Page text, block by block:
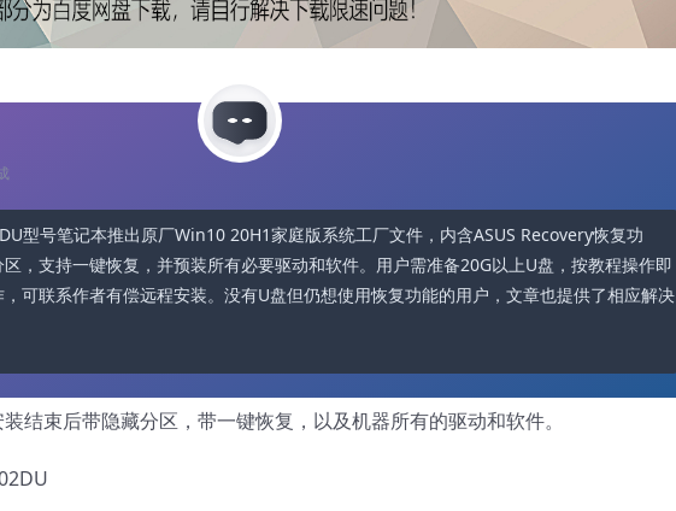
型号笔记本推出原厂Win10 20H1家庭版系统工厂文件，内含ASUS Recovery恢复功
，支持一键恢复，并预装所有必要驱动和软件。用户需准备20G以上U盘，按教程操作即
可联系作者有偿远程安装。没有U盘但仍想使用恢复功能的用户，文章也提供了相应解决
结束后带隐藏分区，带一键恢复，以及机器所有的驱动和软件。